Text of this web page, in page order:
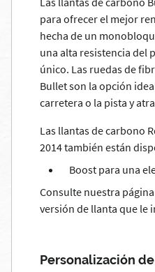
para ofrecer el mejor
hecha de un
una alta resistencia del
único. Las ruedas de
Bullet son la opción
carretera o la pista y
Las llantas de carbono
2014 también están
Boost para una
Consulte nuestra
versión de llanta que le
Personalización